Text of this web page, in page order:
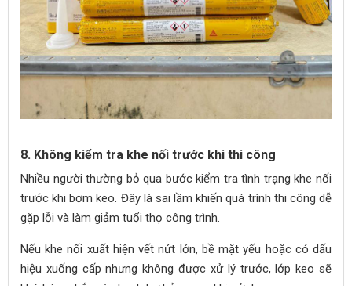
8. Không kiểm tra khe nối trước khi thi công
Nhiều người thường bỏ qua bước kiểm tra tình trạng khe nối
trước khi bơm keo. Đây là sai lầm khiến quá trình thi công dễ
gặp lỗi và làm giảm tuổi thọ công trình.
Nếu khe nối xuất hiện vết nứt lớn, bề mặt yếu hoặc có dấu
hiệu xuống cấp nhưng không được xử lý trước, lớp keo sẽ